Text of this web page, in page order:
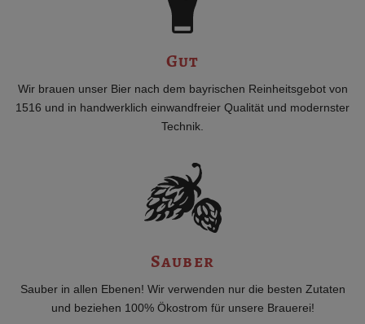
Gut
Wir brauen unser Bier nach dem bayrischen Reinheitsgebot von
1516 und in handwerklich einwandfreier Qualität und modernster
Technik.
Sauber
Sauber in allen Ebenen! Wir verwenden nur die besten Zutaten
und beziehen 100% Ökostrom für unsere Brauerei!